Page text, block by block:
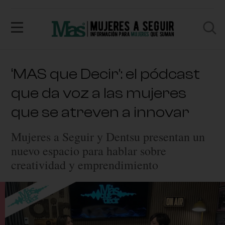
‘MAS que Decir’: el pódcast
que da voz a las mujeres
que se atreven a innovar
Mujeres a Seguir y Dentsu presentan un
nuevo espacio para hablar sobre
creatividad y emprendimiento